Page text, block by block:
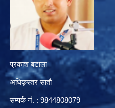
प्रकाश बटाला
अधिकृस्तर सातौ
सम्पर्क न‌ं. : 9844808079